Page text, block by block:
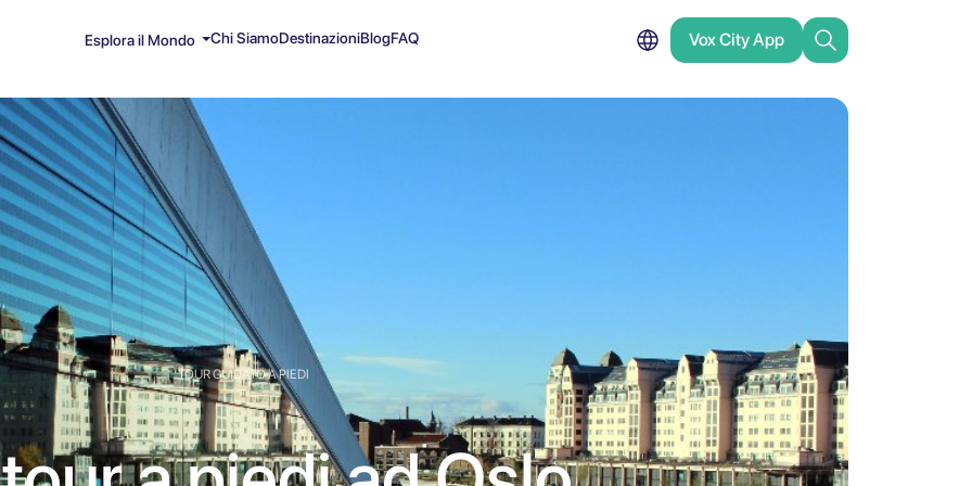
Esplora il Mondo Chi SiamoDestinazioniBlogFAQ Vox City App
TOUR GUIDATO A PIEDI